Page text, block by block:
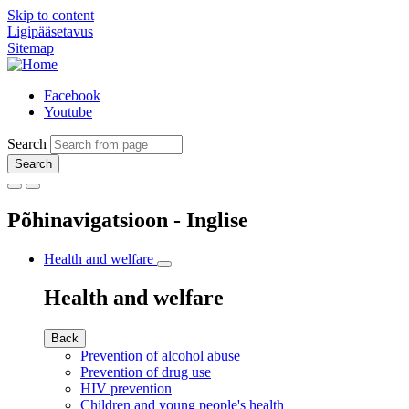
Skip to content
Ligipääsetavus
Sitemap
Facebook
Youtube
Search
Põhinavigatsioon - Inglise
Health and welfare
Health and welfare
Back
Prevention of alcohol abuse
Prevention of drug use
HIV prevention
Children and young people's health